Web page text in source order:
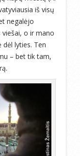
iš visų
negalėjo
o ir mano
lyties. Ten
– bet tik tam,